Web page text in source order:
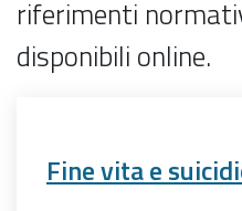
riferimenti
disponibili online.
Fine vita e